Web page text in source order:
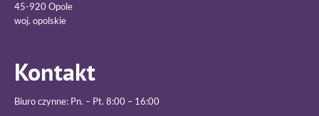
45-920 Opole
woj. opolskie
Kontakt
Biuro czynne: Pn. – Pt. 8:00 – 16:00